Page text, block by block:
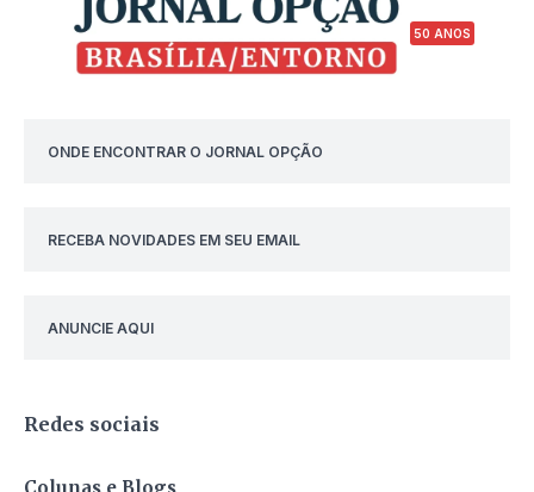
50 ANOS
ONDE ENCONTRAR O JORNAL OPÇÃO
RECEBA NOVIDADES EM SEU EMAIL
ANUNCIE AQUI
Redes sociais